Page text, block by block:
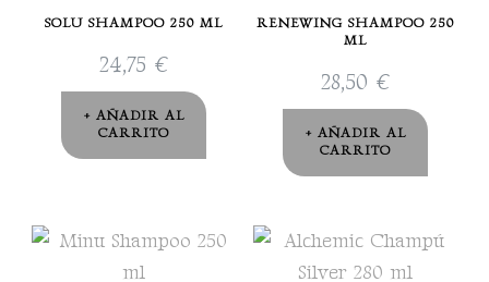
SOLU SHAMPOO 250 ML
24,75 €
AÑADIR AL
CARRITO
RENEWING SHAMPOO 250
ML
28,50 €
AÑADIR AL
CARRITO